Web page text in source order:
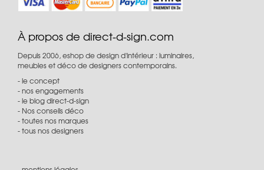
À propos de direct-d-sign.com
Depuis 2006, eshop de design d'intérieur : luminaires,
meubles et déco de designers contemporains.
le concept
nos engagements
le blog direct-d-sign
Nos conseils déco
toutes nos marques
tous nos designers